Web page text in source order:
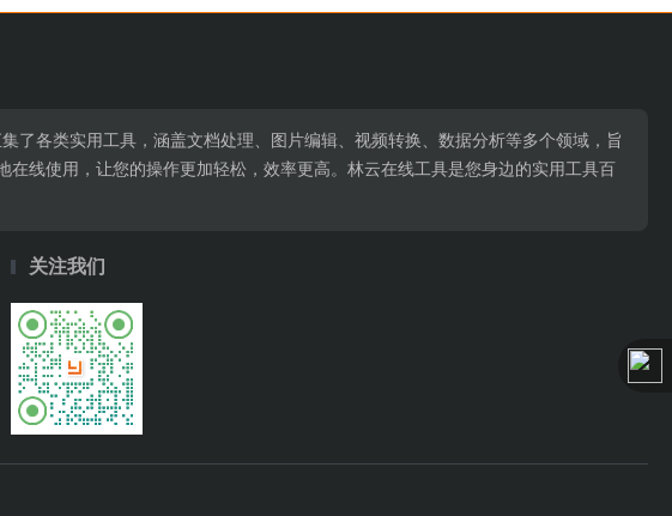
了各类实用工具，涵盖文档处理、图片编辑、视频转换、数据分析等多个领域，旨
线使用，让您的操作更加轻松，效率更高。林云在线工具是您身边的实用工具百
关注我们